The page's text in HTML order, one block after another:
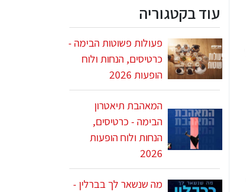
עוד בקטגוריה
פעולות פשוטות הבימה -
כרטיסים, הנחות ולוח
הופעות 2026
המאהבת תיאטרון
הבימה - כרטיסים,
הנחות ולוח הופעות
2026
מה שנשאר לך בברלין -